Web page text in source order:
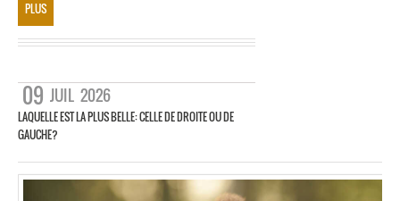
PLUS
09 JUIL 2026
LAQUELLE EST LA PLUS BELLE: CELLE DE DROITE OU DE
GAUCHE?